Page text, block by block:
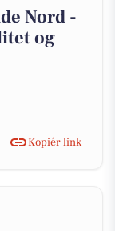
Nord -
og
Kopiér link